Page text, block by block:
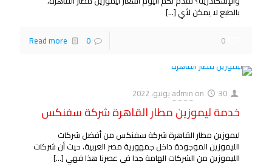
بالطبع لا يمكن لأي[…]
0
0
Read more
admin on 30 يونيو، 2022
خدمة ليموزين مطار القاهرة شركة سفنكس
ليموزين مطار القاهرة شركة سفنكس من أفضل شركات
الليموزين الموجودة داخل جمهورية مصر العربية، حيث أن شركات
الليموزين من الشركات الهامة جدا فى عصرنا هذا فهي[…]